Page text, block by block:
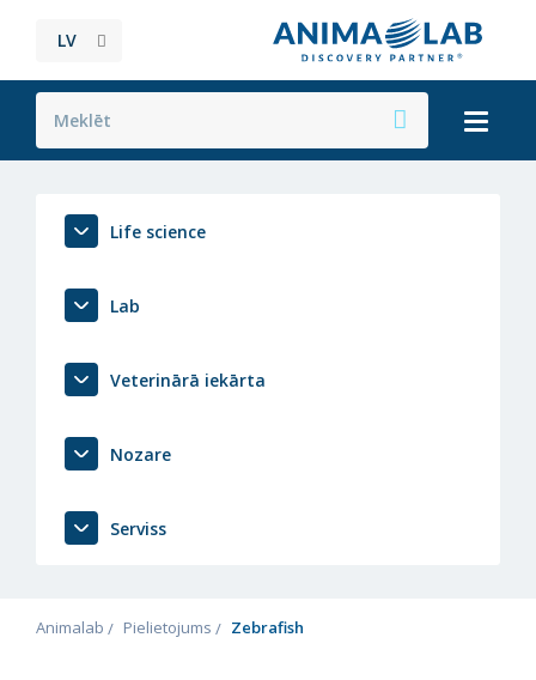
LV
Life science
Lab
Veterinārā iekārta
Nozare
Serviss
Animalab Pielietojums Zebrafish